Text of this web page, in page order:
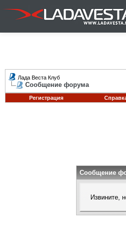
Лада Веста Клуб
Сообщение форума
Регистрация
Сообщение
Извините,